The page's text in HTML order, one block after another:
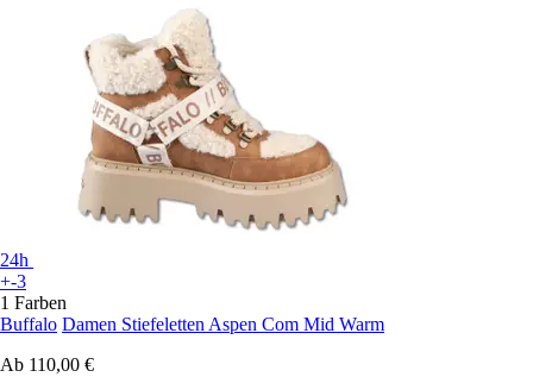
24h
+-3
1 Farben
Buffalo Damen Stiefeletten Aspen Com Mid Warm
Ab 110,00 €